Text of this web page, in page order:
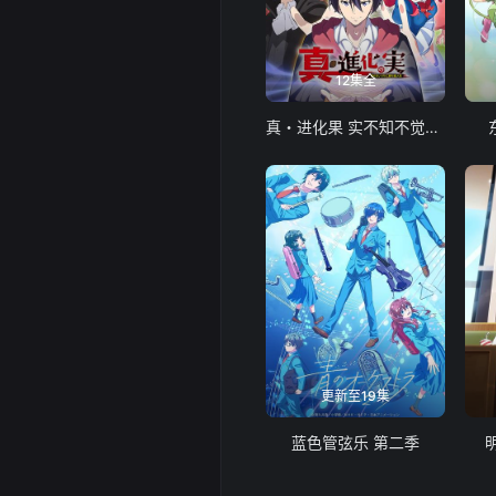
12集全
真・进化果 实不知不觉踏上胜利的人生
更新至19集
蓝色管弦乐 第二季